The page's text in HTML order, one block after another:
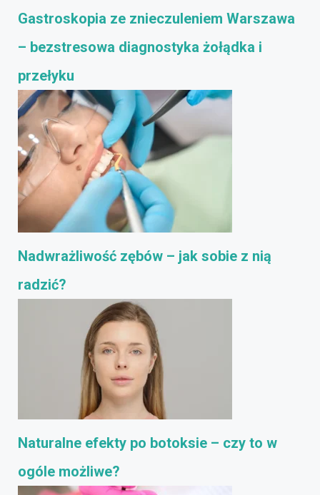
Gastroskopia ze znieczuleniem Warszawa
– bezstresowa diagnostyka żołądka i
przełyku
Nadwrażliwość zębów – jak sobie z nią
radzić?
Naturalne efekty po botoksie – czy to w
ogóle możliwe?